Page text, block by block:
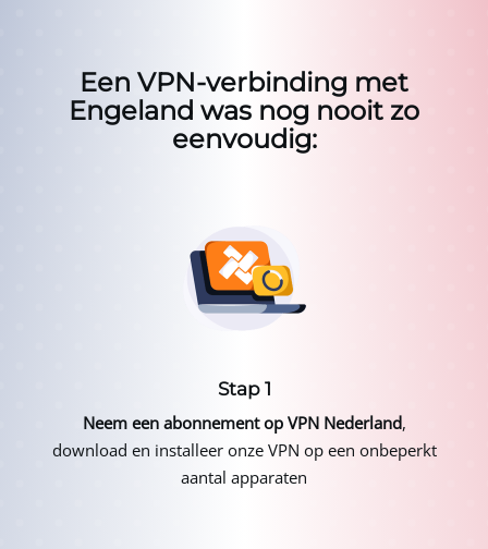
Een VPN-verbinding met
Engeland was nog nooit zo
eenvoudig:
Stap 1
Neem een abonnement op VPN Nederland,
download en installeer onze VPN op een onbeperkt
aantal apparaten